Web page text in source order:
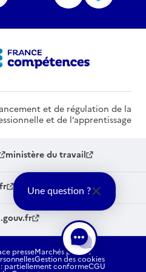
et de régulation de la
et de l’apprentissage
ministère du travail
service-public.fr
presseMarchés publics
Gestion des cookies
partiellement conformeCGU
Une question ?